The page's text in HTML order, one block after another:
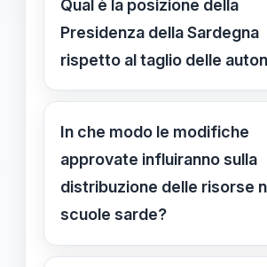
riduzione di opportunità
nelle zone remote e una
Qual è la posizione della
Presidenza della Sardegna
rispetto al taglio delle
La presidente Alessandra
definisce le azioni di taglio
tentativi di “tagliare,
indebolire”, e promette
tipo legale e politico per
In che modo le modifiche
approvate influiranno sulla
distribuzione delle risorse
scuole sarde?
Le modifiche potrebbero